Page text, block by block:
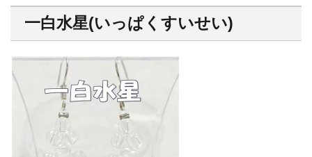
一白水星(いっぱくすいせい)